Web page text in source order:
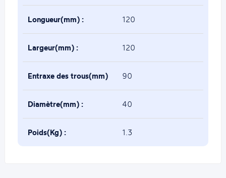
Longueur(mm) : 120
Largeur(mm) : 120
Entraxe des trous(mm)
:
90
Diamètre(mm) : 40
Poids(Kg) : 1.3